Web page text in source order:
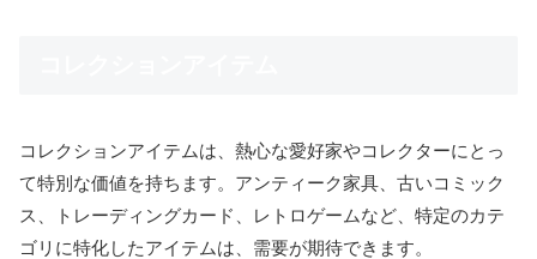
コレクションアイテムは、熱心な愛好家やコレクターにとっ
て特別な価値を持ちます。アンティーク家具、古いコミック
ス、トレーディングカード、レトロゲームなど、特定のカテ
ゴリに特化したアイテムは、需要が期待できます。